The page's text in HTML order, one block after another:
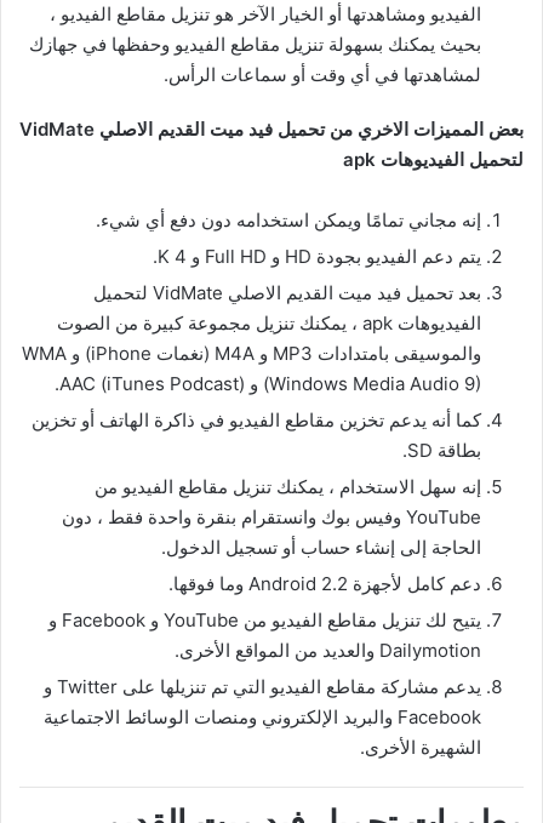
الفيديو ومشاهدتها أو الخيار الآخر هو تنزيل مقاطع الفيديو ،
بحيث يمكنك بسهولة تنزيل مقاطع الفيديو وحفظها في جهازك
لمشاهدتها في أي وقت أو سماعات الرأس.
بعض المميزات الاخري من تحميل فيد ميت القديم الاصلي VidMate
لتحميل الفيديوهات apk
إنه مجاني تمامًا ويمكن استخدامه دون دفع أي شيء.
يتم دعم الفيديو بجودة HD و Full HD و 4 K.
بعد تحميل فيد ميت القديم الاصلي VidMate لتحميل
الفيديوهات apk ، يمكنك تنزيل مجموعة كبيرة من الصوت
والموسيقى بامتدادات MP3 و M4A (نغمات iPhone) و WMA
(Windows Media Audio 9) و AAC (iTunes Podcast).
كما أنه يدعم تخزين مقاطع الفيديو في ذاكرة الهاتف أو تخزين
بطاقة SD.
إنه سهل الاستخدام ، يمكنك تنزيل مقاطع الفيديو من
YouTube وفيس بوك وانستقرام بنقرة واحدة فقط ، دون
الحاجة إلى إنشاء حساب أو تسجيل الدخول.
دعم كامل لأجهزة Android 2.2 وما فوقها.
يتيح لك تنزيل مقاطع الفيديو من YouTube و Facebook و
Dailymotion والعديد من المواقع الأخرى.
يدعم مشاركة مقاطع الفيديو التي تم تنزيلها على Twitter و
Facebook والبريد الإلكتروني ومنصات الوسائط الاجتماعية
الشهيرة الأخرى.